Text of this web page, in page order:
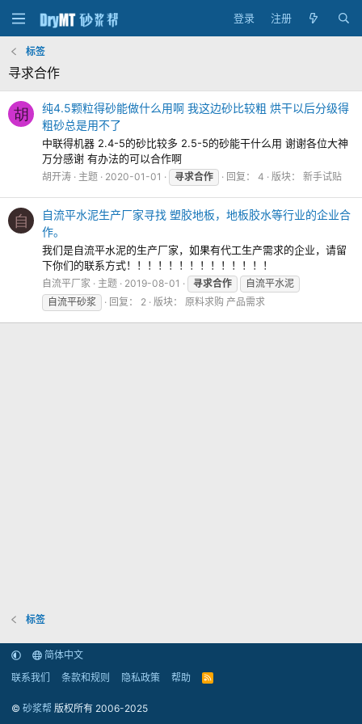
登录 注册
标签
寻求合作
胡
纯4.5颗粒得砂能做什么用啊 我这边砂比较粗 烘干以后分级得
粗砂总是用不了
中联得机器 2.4-5的砂比较多 2.5-5的砂能干什么用 谢谢各位大神
万分感谢 有办法的可以合作啊
胡开涛 主题 2020-01-01 寻求合作 回复： 4 版块： 新手试贴
自
自流平水泥生产厂家寻找 塑胶地板，地板胶水等行业的企业合
作。
我们是自流平水泥的生产厂家，如果有代工生产需求的企业，请留
下你们的联系方式！！！！！！！！！！！！！！
自流平厂家 主题 2019-08-01 寻求合作
自流平水泥
自流平砂浆
回复： 2 版块： 原料求购 产品需求
标签
简体中文
联系我们
条款和规则 隐私政策 帮助
R
© 砂浆帮 版权所有 2006-2025